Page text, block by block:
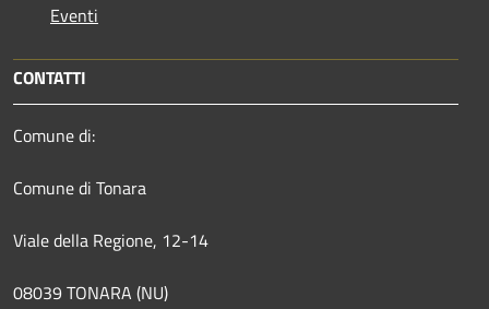
Eventi
CONTATTI
Comune di:
Comune di Tonara
Viale della Regione, 12-14
08039 TONARA (NU)